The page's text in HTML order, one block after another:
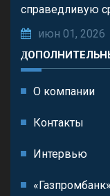
справедливую
июн 01, 2026
О компании
Контакты
Интервью
«Газпромбанк»